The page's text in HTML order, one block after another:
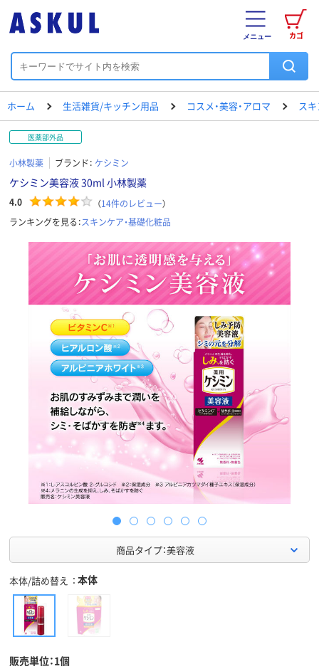
カゴ
メニュー
ホーム 生活雑貨/キッチン用品 コスメ・美容・アロマ ス
医薬部外品
小林製薬 ブランド： ケシミン
ケシミン美容液 30ml 小林製薬
4.0 （14件のレビュー）
ランキングを見る：スキンケア・基礎化粧品
商品タイプ：美容液
本体/詰め替え 本体
販売単位：1個